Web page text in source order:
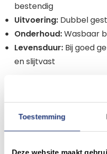
Toestemming
Deze website maakt
bestendig
Uitvoering: Dubbel
Onderhoud:Wasbaar
Levensduur: Bij goed
en slijtvast
Vaak hebben wij de
de vlag de volgende
de vlag niet op
in productie en bedraagt